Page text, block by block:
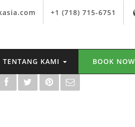
+1 (718) 715-6751
TENTANG KAMI BOOK NOW